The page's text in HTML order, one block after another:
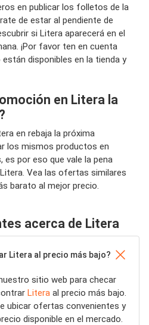
en publicar los folletos de la
de estar al pendiente de
si Litera aparecerá en el
¡Por favor ten en cuenta
disponibles en la tienda y
en Litera la
en rebaja la próxima
los mismos productos en
por eso que vale la pena
Vea las ofertas similares
barato al mejor precio.
acerca de Litera
Litera al precio más bajo?
sitio web para checar
Litera al precio más bajo.
ubicar ofertas convenientes y
disponible en el mercado.